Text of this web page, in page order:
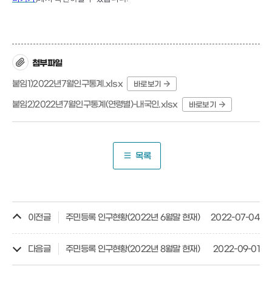
첨부파일
붙임1)2022년7월인구통계.xlsx
바로보기
붙임2)2022년7월인구통계(연령별)-내국인.xlsx 바로보기
목록
이전글 주민등록 인구현황(2022년 6월말 현재) 2022-07-04
다음글 주민등록 인구현황(2022년 8월말 현재) 2022-09-01